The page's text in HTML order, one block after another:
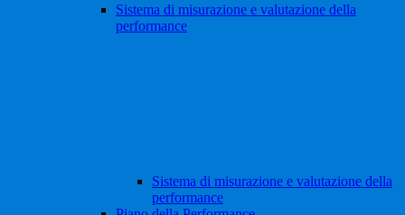
Sistema di misurazione e valutazione della
performance
Sistema di misurazione e valutazione della
performance